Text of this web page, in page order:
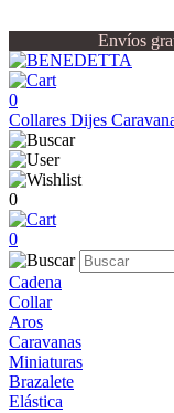
Envíos
0
Collares Dijes
0
0
Cadena
Collar
Aros
Caravanas
Miniaturas
Brazalete
Elástica